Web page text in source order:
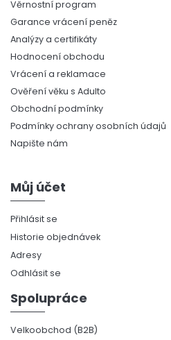
Věrnostní program
Garance vrácení peněz
Analýzy a certifikáty
Hodnocení obchodu
Vrácení a reklamace
Ověření věku s Adulto
Obchodní podmínky
Podmínky ochrany osobních údajů
Napište nám
Můj účet
Přihlásit se
Historie objednávek
Adresy
Odhlásit se
Spolupráce
Velkoobchod (B2B)